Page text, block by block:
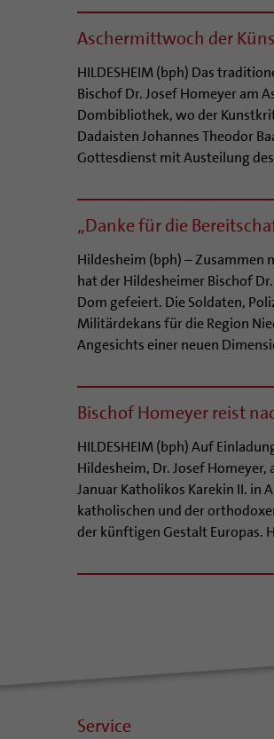
Aschermittwoch der
HILDESHEIM (bph) Das
Bischof Dr. Josef Homeyer am
Dombibliothek, wo der
Dadaisten Johannes Theodor
Gottesdienst mit Austeilung
„Danke für die
Hildesheim (bph) – Zusammen
hat der Hildesheimer Bischof
Dom gefeiert. Die Soldaten,
Militärdekans für die Region
Angesichts einer neuen
Bischof Homeyer reist
HILDESHEIM (bph) Auf
Hildesheim, Dr. Josef Homeyer,
Januar Katholikos Karekin II. in
katholischen und der
der künftigen Gestalt Europas.
Service